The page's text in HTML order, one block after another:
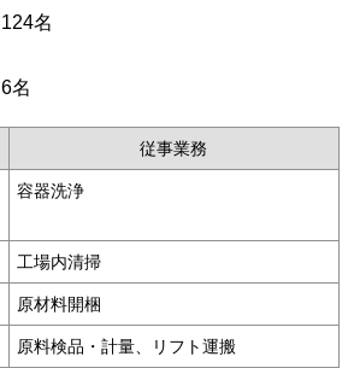
124名
6名
従事業務
容器洗浄
工場内清掃
原材料開梱
原料検品・計量、リフト運搬